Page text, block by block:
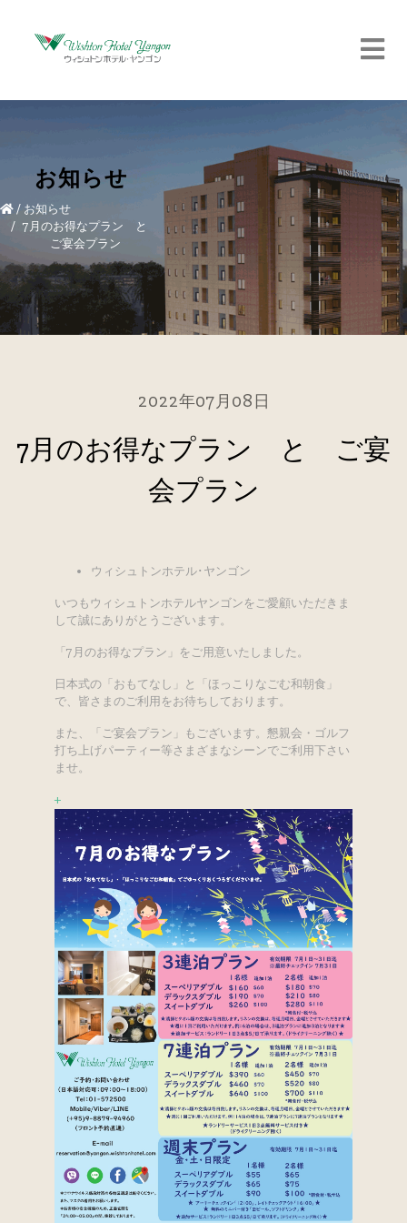
お知らせ
/ お知らせ
7月のお得なプラン と
ご宴会プラン
2022年07月08日
7月のお得なプラン と ご宴
会プラン
ウィシュトンホテル･ヤンゴン
いつもウィシュトンホテルヤンゴンをご愛顧いただきま
して誠にありがとうございます。
「7月のお得なプラン」をご用意いたしました。
日本式の「おもてなし」と「ほっこりなごむ和朝食」
で、皆さまのご利用をお待ちしております。
また、「ご宴会プラン」もございます。懇親会・ゴルフ
打ち上げパーティー等さまざまなシーンでご利用下さい
ませ。
+